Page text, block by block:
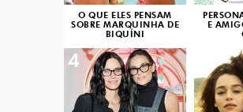
O QUE ELES PENSAM
SOBRE MARQUINHA DE
BIQUÍNI
E
4